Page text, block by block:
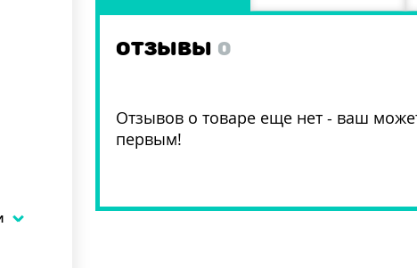
ОТЗЫВЫ 0
Отзывов о товаре еще нет - ваш
первым!